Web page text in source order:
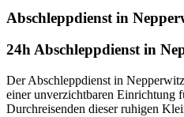
Abschleppdienst in
24h Abschleppdienst in
Der Abschleppdienst in
einer unverzichtbaren Einrichtung
Durchreisenden dieser ruhigen